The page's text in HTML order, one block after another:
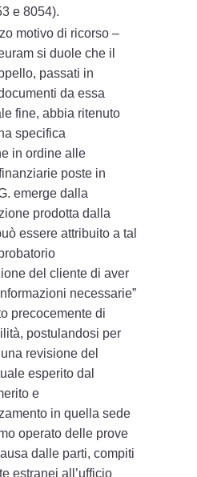
e 8054).
motivo di ricorso –
si duole che il
passati in
da essa
fine, abbia ritenuto
specifica
in ordine alle
poste in
emerge dalla
prodotta dalla
essere attribuito a tal
del cliente di aver
necessarie”
precocemente di
postulandosi per
revisione del
esperito dal
e
in quella sede
operato delle prove
dalle parti, compiti
estranei all’ufficio